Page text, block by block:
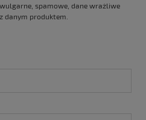
spamowe, dane wrażliwe
danym produktem.